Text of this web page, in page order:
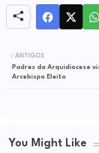
ANTIGOS
Padres da Arquidiocese
Arcebispo Eleito
You Might Like